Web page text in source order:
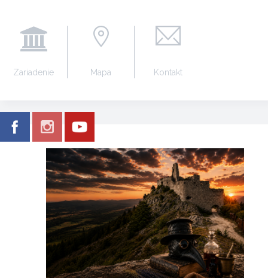
Zariadenie Mapa Kontakt